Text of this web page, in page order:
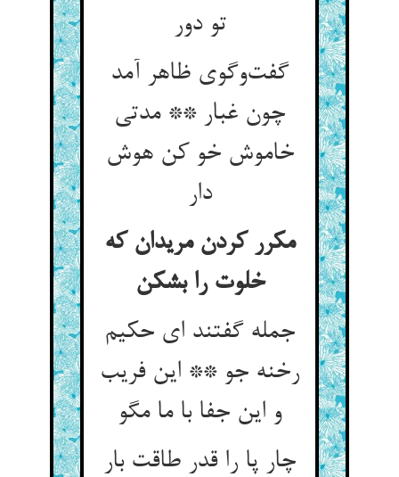
تو دور
گفت‌‌وگوی ظاهر آمد
چون غبار ** مدتی
خاموش خو کن هوش
دار
مکرر کردن مریدان که
خلوت را بشکن
جمله گفتند ای حکیم
رخنه جو ** این فریب
و این جفا با ما مگو
چار پا را قدر طاقت بار